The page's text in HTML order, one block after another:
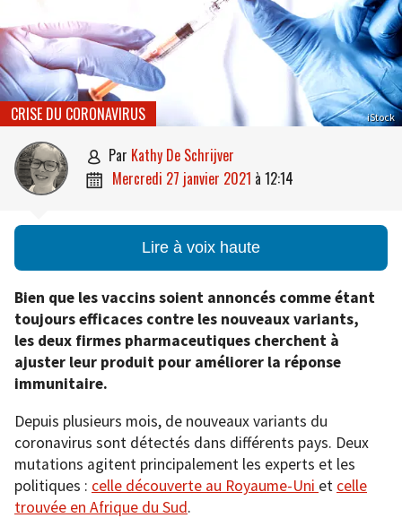
iStock
CRISE DU CORONAVIRUS
 par Kathy De Schrijver
 mercredi 27 janvier 2021 à 12:14
Lire à voix haute
Bien que les vaccins soient annoncés comme étant
toujours efficaces contre les nouveaux variants,
les deux firmes pharmaceutiques cherchent à
ajuster leur produit pour améliorer la réponse
immunitaire.
Depuis plusieurs mois, de nouveaux variants du
coronavirus sont détectés dans différents pays. Deux
mutations agitent principalement les experts et les
politiques : celle découverte au Royaume-Uni et celle
trouvée en Afrique du Sud.